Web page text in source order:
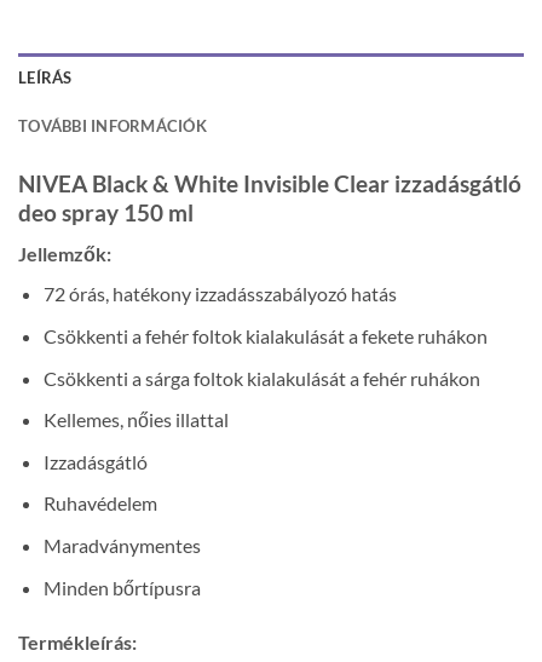
LEÍRÁS
TOVÁBBI INFORMÁCIÓK
NIVEA Black & White Invisible Clear izzadásgátló
deo spray 150 ml
Jellemzők:
72 órás, hatékony izzadásszabályozó hatás
Csökkenti a fehér foltok kialakulását a fekete ruhákon
Csökkenti a sárga foltok kialakulását a fehér ruhákon
Kellemes, nőies illattal
Izzadásgátló
Ruhavédelem
Maradványmentes
Minden bőrtípusra
Termékleírás: